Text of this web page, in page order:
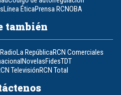
Línea ÉticaPrensa RCNOBA
también
La RepúblicaRCN Comerciales
NovelasFidesTDT
TelevisiónRCN Total